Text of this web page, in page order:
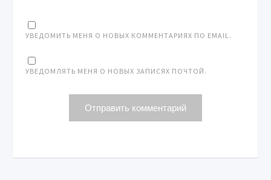
УВЕДОМИТЬ МЕНЯ О НОВЫХ КОММЕНТАРИЯХ ПО EMAIL.
УВЕДОМЛЯТЬ МЕНЯ О НОВЫХ ЗАПИСЯХ ПОЧТОЙ.